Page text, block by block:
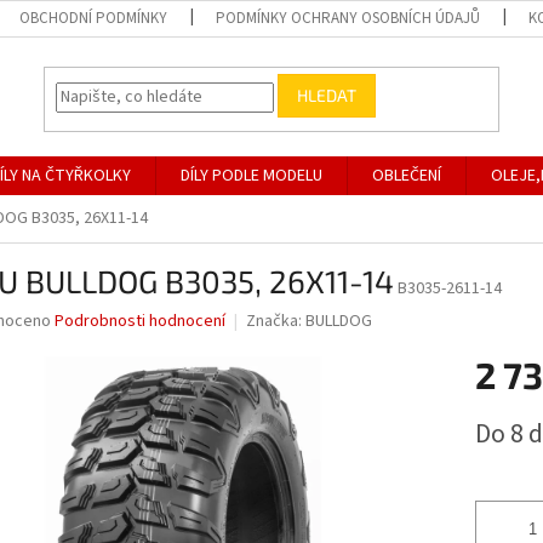
OBCHODNÍ PODMÍNKY PODMÍNKY OCHRANY OSOBNÍCH ÚDAJŮ
HLEDAT
NA ČTYŘKOLKY DÍLY PODLE MODELU OBLEČENÍ
B3035, 26X11-14
BULLDOG B3035, 26X11-14 B3035-2611-14
Podrobnosti hodnocení Značka: BULLDOG
2
cena:
Do 8